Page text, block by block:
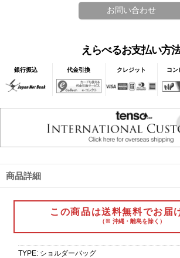
えらべるお支払い方
銀行振込 代金引換 クレジット コン
商品詳細
この商品は送料無料でお届
（※ 沖縄・離島を除く）
TYPE: ショルダーバッグ